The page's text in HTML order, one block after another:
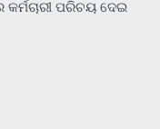
ପରିଚୟ ଦେଇ